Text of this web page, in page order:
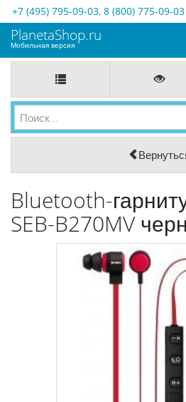
+7 (495) 795-09-03, 8 (800) 775-09-03
PlanetaShop.ru
Мобильная версия
Bluetooth-
SEB-B270MV